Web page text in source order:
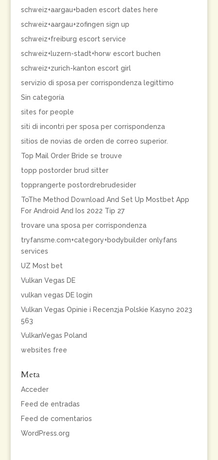
schweiz+aargau+baden escort dates here
schweiz+aargau+zofingen sign up
schweiz+freiburg escort service
schweiz+luzern-stadt+horw escort buchen
schweiz+zurich-kanton escort girl
servizio di sposa per corrispondenza legittimo
Sin categoría
sites for people
siti di incontri per sposa per corrispondenza
sitios de novias de orden de correo superior.
Top Mail Order Bride se trouve
topp postorder brud sitter
topprangerte postordrebrudesider
ToThe Method Download And Set Up Mostbet App
For Android And Ios 2022 Tip 27
trovare una sposa per corrispondenza
tryfansme.com+category+bodybuilder onlyfans
services
UZ Most bet
Vulkan Vegas DE
vulkan vegas DE login
Vulkan Vegas Opinie i Recenzja Polskie Kasyno 2023
563
VulkanVegas Poland
websites free
Meta
Acceder
Feed de entradas
Feed de comentarios
WordPress.org